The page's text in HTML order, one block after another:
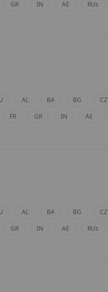
GR IN AE RUs
AL BA BG CZ
FR GR IN AE
AL BA BG CZ
GR IN AE RUs